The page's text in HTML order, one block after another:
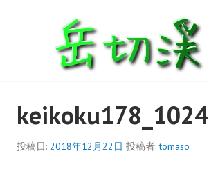
keikoku178_1024
投稿日: 2018年12月22日 投稿者:tomaso